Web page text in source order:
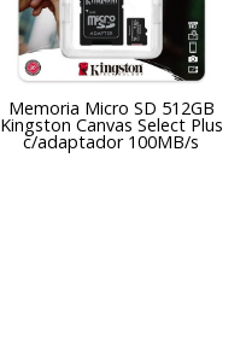
Memoria Micro SD 512GB
Kingston Canvas Select Plus
c/adaptador 100MB/s